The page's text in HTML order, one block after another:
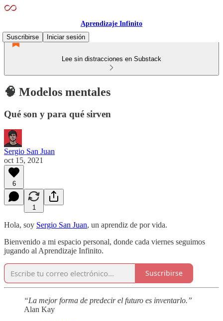
Aprendizaje Infinito
Suscribirse
Iniciar sesión
Lee sin distracciones en Substack
🧠 Modelos mentales
Qué son y para qué sirven
Sergio San Juan
oct 15, 2021
6
1
Hola, soy Sergio San Juan, un aprendiz de por vida.
Bienvenido a mi espacio personal, donde cada viernes seguimos
jugando al Aprendizaje Infinito.
Suscribirse
“La mejor forma de predecir el futuro es inventarlo.”
Alan Kay